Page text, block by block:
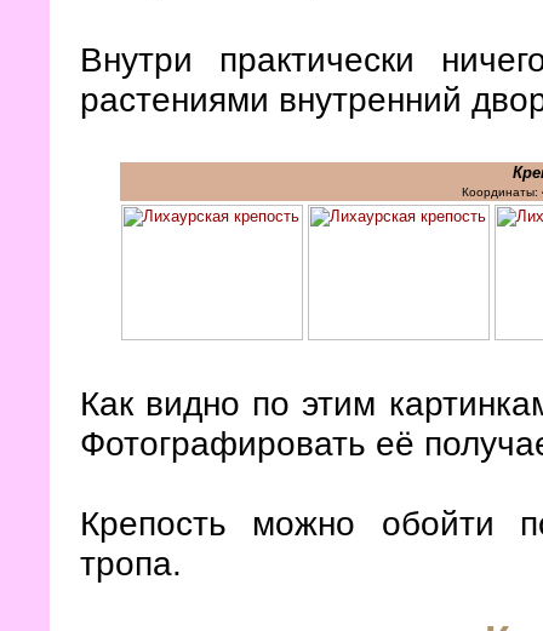
Внутри практически
растениями внутренний
Координаты:
Как видно по этим
Фотографировать её
Крепость можно обойти
тропа.